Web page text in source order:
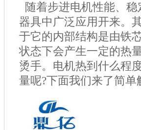
随着步进电机性能、
器具中广泛应用开来。
于它的内部结构是由铁
状态下会产生一定的热
烫手。电机热到什么程
量呢?下面我们来了简单